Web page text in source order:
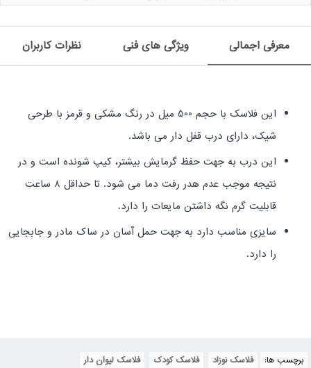
معرفی اجمالی ویژگی های فنی نظرات کاربران
این فلاسک با حجم 500 میل در رنگ مشکی و قرمز با طرحی
شیک، دارای درب قفل دار می باشد.
این درب به جهت حفظ گرمایش بیشتر، کیپ شونده است و در
نتیجه موجب عدم هدر رفت دما می شود.
تا حداقل 8 ساعت
قابلیت گرم نگه داشتن مایعات را دارد.
سایزی مناسب دارد به جهت حمل آسان در ساک مادر و جابجایی
را دارد.
برچسب ها: فلاسک نوزاد فلاسک کودک فلاسک لیوان دار